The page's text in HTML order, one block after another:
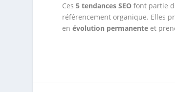
Ces5 tendances SEO font partie
référencement organique. Elles
enévolution permanente et